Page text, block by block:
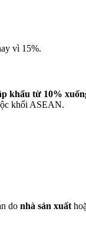
vì 15%.
khẩu từ 10%
khối ASEAN.
do nhà sản xuất